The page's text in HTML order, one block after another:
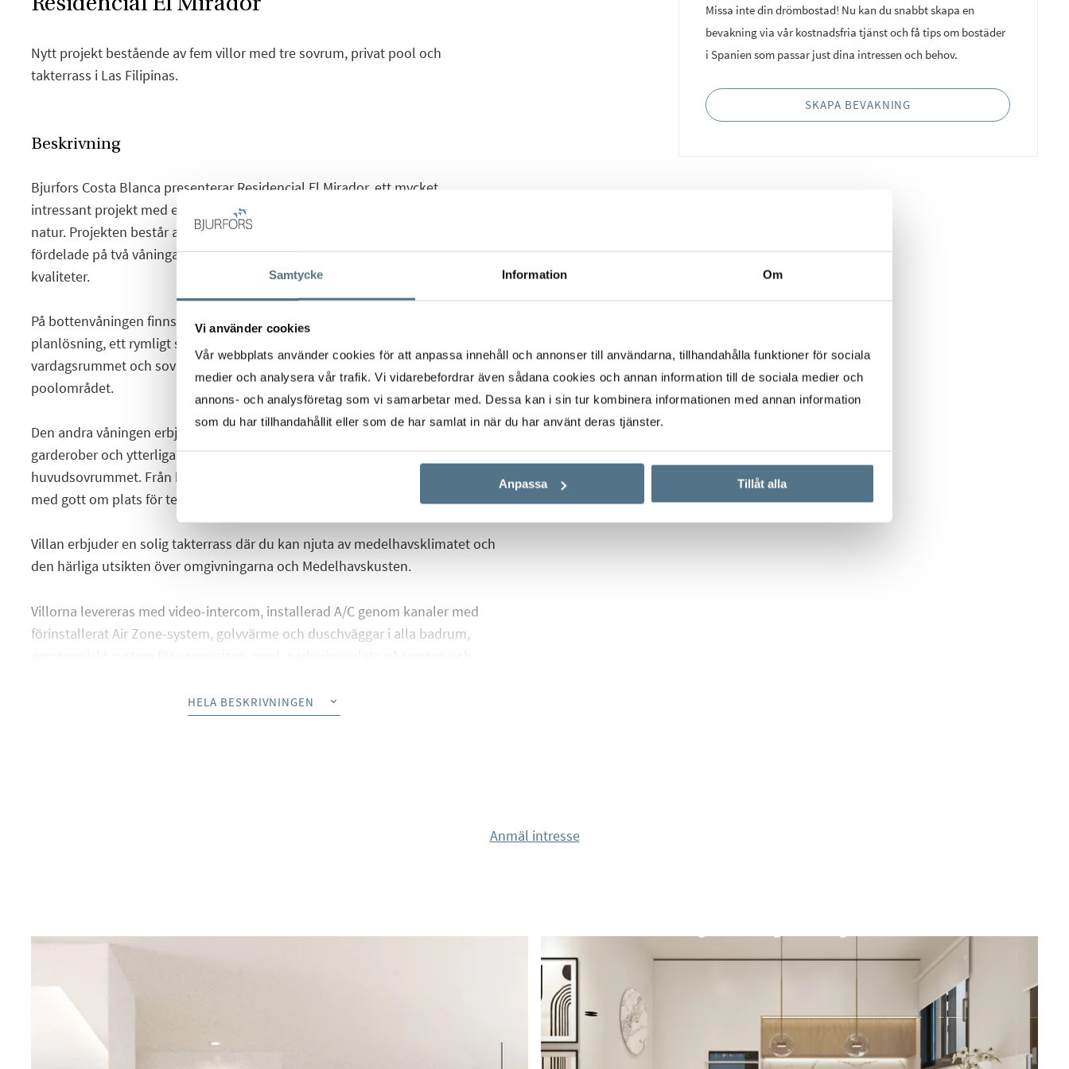
Samtycke Information Om
Vi använder cookies
Vår webbplats använder cookies för att anpassa innehåll och annonser till användarna, tillhandahålla funktioner för sociala
medier och analysera vår trafik. Vi vidarebefordrar även sådana cookies och annan information till de sociala medier och
annons- och analysföretag som vi samarbetar med. Dessa kan i sin tur kombinera informationen med annan information
som du har tillhandahållit eller som de har samlat in när du har använt deras tjänster.
Anpassa Tillåt alla
Missa inte din drömbostad! Nu kan du snabbt skapa en
bevakning via vår kostnadsfria tjänst och få tips om bostäder
i Spanien som passar just dina intressen och behov.
SKAPA BEVAKNING
Nytt projekt bestående av fem villor med tre sovrum, privat pool och
takterrass i Las Filipinas.
Beskrivning
Bjurfors Costa Blanca presenterar Residencial El Mirador, ett mycket
intressant projekt med ett fint läge i Las Filipinas, omgivet av golfbanor och
natur. Projekten består av 5 moderna fristående villor, var och en av dem
fördelade på två våningar och byggda med hög standard och mycket goda
kvaliteter.
På bottenvåningen finns ett ljust vardagsrum med matsal och kök i öppen
planlösning, ett rymligt sovrum med inbyggd garderob och ett badrum. Från
vardagsrummet och sovrummet har du direkt tillgång till terrassen och
poolområdet.
Den andra våningen erbjuder ytterligare två dubbelrum med inbyggda
garderober och ytterligare två badrum, varav ett en-suite med
huvudsovrummet. Från båda sovrummen kan du gå ut till en härlig balkong
med gott om plats för terrassmöbler eller solstolar.
Villan erbjuder en solig takterrass där du kan njuta av medelhavsklimatet och
den härliga utsikten över omgivningarna och Medelhavskusten.
Villorna levereras med video-intercom, installerad A/C genom kanaler med
förinstallerat Air Zone-system, golvvärme och duschväggar i alla badrum,
HELA BESKRIVNINGEN
Anmäl intresse